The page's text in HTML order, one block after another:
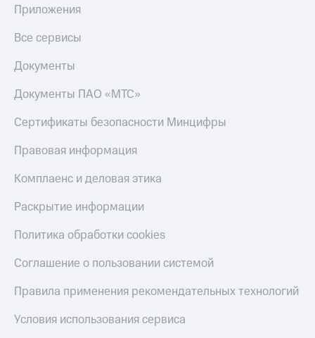
Приложения
Все сервисы
Документы
Документы ПАО «МТС»
Сертификаты безопасности Минцифры
Правовая информация
Комплаенс и деловая этика
Раскрытие информации
Политика обработки cookies
Соглашение о пользовании системой
Правила применения рекомендательных технологий
Условия использования сервиса